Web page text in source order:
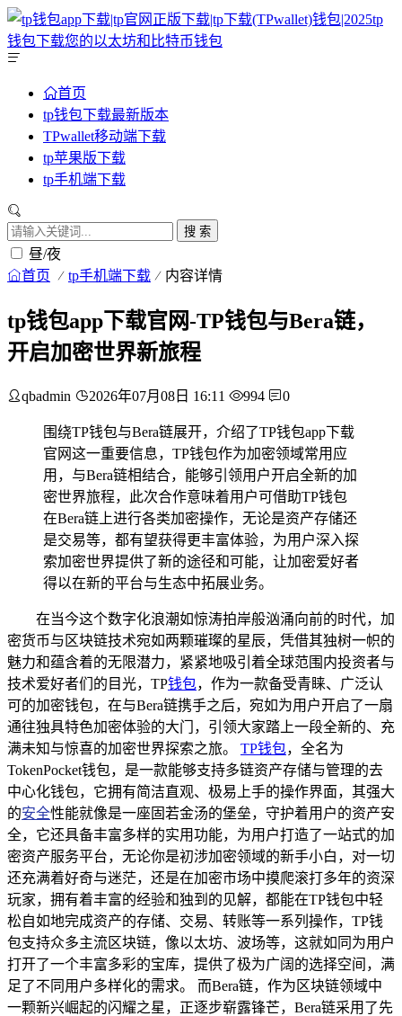
首页
tp钱包下载最新版本
TPwallet移动端下载
tp苹果版下载
tp手机端下载
搜 索
昼/夜
首页 tp手机端下载 内容详情
tp钱包app下载官网-TP钱包与Bera链，
开启加密世界新旅程
qbadmin 2026年07月08日 16:11 994 0
围绕TP钱包与Bera链展开，介绍了TP钱包app下载
官网这一重要信息，TP钱包作为加密领域常用应
用，与Bera链相结合，能够引领用户开启全新的加
密世界旅程，此次合作意味着用户可借助TP钱包
在Bera链上进行各类加密操作，无论是资产存储还
是交易等，都有望获得更丰富体验，为用户深入探
索加密世界提供了新的途径和可能，让加密爱好者
得以在新的平台与生态中拓展业务。
在当今这个数字化浪潮如惊涛拍岸般汹涌向前的时代，加
密货币与区块链技术宛如两颗璀璨的星辰，凭借其独树一帜的
魅力和蕴含着的无限潜力，紧紧地吸引着全球范围内投资者与
技术爱好者们的目光，TP钱包，作为一款备受青睐、广泛认
可的加密钱包，在与Bera链携手之后，宛如为用户开启了一扇
通往独具特色加密体验的大门，引领大家踏上一段全新的、充
满未知与惊喜的加密世界探索之旅。 TP钱包，全名为
TokenPocket钱包，是一款能够支持多链资产存储与管理的去
中心化钱包，它拥有简洁直观、极易上手的操作界面，其强大
的安全性能就像是一座固若金汤的堡垒，守护着用户的资产安
全，它还具备丰富多样的实用功能，为用户打造了一站式的加
密资产服务平台，无论你是初涉加密领域的新手小白，对一切
还充满着好奇与迷茫，还是在加密市场中摸爬滚打多年的资深
玩家，拥有着丰富的经验和独到的见解，都能在TP钱包中轻
松自如地完成资产的存储、交易、转账等一系列操作，TP钱
包支持众多主流区块链，像以太坊、波场等，这就如同为用户
打开了一个丰富多彩的宝库，提供了极为广阔的选择空间，满
足了不同用户多样化的需求。 而Bera链，作为区块链领域中
一颗新兴崛起的闪耀之星，正逐步崭露锋芒，Bera链采用了先